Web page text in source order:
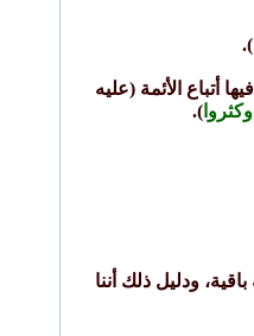
).
أتباع الأئمة (عليه
).
ودليل ذلك أننا